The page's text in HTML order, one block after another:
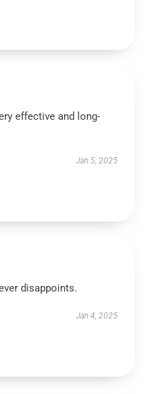
effective and long-
Jan 5, 2025
disappoints.
Jan 4, 2025